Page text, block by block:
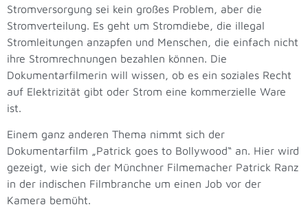
Stromversorgung sei kein großes Problem, aber die
Stromverteilung. Es geht um Stromdiebe, die illegal
Stromleitungen anzapfen und Menschen, die einfach nicht
ihre Stromrechnungen bezahlen können. Die
Dokumentarfilmerin will wissen, ob es ein soziales Recht
auf Elektrizität gibt oder Strom eine kommerzielle Ware
ist.
Einem ganz anderen Thema nimmt sich der
Dokumentarfilm „Patrick goes to Bollywood“ an. Hier wird
gezeigt, wie sich der Münchner Filmemacher Patrick Ranz
in der indischen Filmbranche um einen Job vor der
Kamera bemüht.